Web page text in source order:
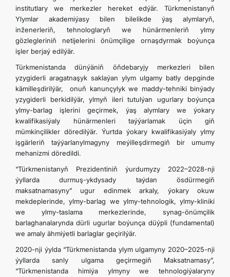
institutlary we merkezler hereket edýär. Türkmenistanyň
Ylymlar akademiýasy bilen bilelikde ýaş alymlaryň,
inženerleriň, tehnologlaryň we hünärmenleriň ylmy
gözlegleriniň netijelerini önümçilige ornaşdyrmak boýunça
işler berjaý edilýär.
Türkmenistanda dünýäniň öňdebaryjy merkezleri bilen
yzygiderli aragatnaşyk saklaýan ylym ulgamy batly depginde
kämilleşdirilýär, onuň kanunçylyk we maddy-tehniki binýady
yzygiderli berkidilýär, ylmyň ileri tutulýan ugurlary boýunça
ylmy-barlag işlerini geçirmek, ýaş alymlary we ýokary
kwalifikasiýaly hünärmenleri taýýarlamak üçin giň
mümkinçilikler döredilýär. Ýurtda ýokary kwalifikasiýaly ylmy
işgärleriň taýýarlanylmagyny meýilleşdirmegiň bir umumy
mehanizmi döredildi.
“Türkmenistanyň Prezidentiniň ýurdumyzy 2022–2028-nji
ýyllarda durmuş-ykdysady taýdan ösdürmegiň
maksatnamasyny” ugur edinmek arkaly, ýokary okuw
mekdeplerinde, ylmy-barlag we ylmy-tehnologik, ylmy-kliniki
we ylmy-taslama merkezlerinde, synag-önümçilik
barlaghanalarynda dürli ugurlar boýunça düýpli (fundamental)
we amaly ähmiýetli barlaglar geçirilýär.
2020-nji ýylda “Türkmenistanda ylym ulgamyny 2020–2025-nji
ýyllarda sanly ulgama geçirmegiň Maksatnamasy”,
“Türkmenistanda himiýa ylmyny we tehnologiýalaryny